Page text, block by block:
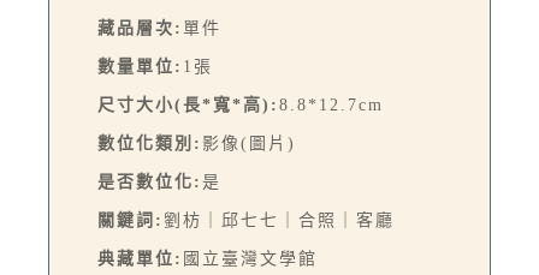
藏品層次: 單件
數量單位: 1張
尺寸大小(長*寬*高): 8.8*12.7cm
數位化類別: 影像(圖片)
是否數位化: 是
關鍵詞: 劉枋｜邱七七｜合照｜客廳
典藏單位: 國立臺灣文學館